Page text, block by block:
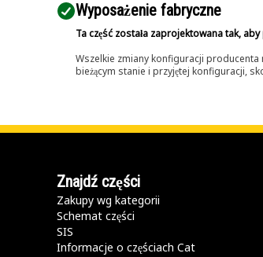
Wyposażenie fabryczne
Ta część została zaprojektowana tak,
Wszelkie zmiany konfiguracji producenta
bieżącym stanie i przyjętej konfiguracji,
Znajdź części
Zakupy wg kategorii
Schemat części
SIS
Informacje o częściach Cat